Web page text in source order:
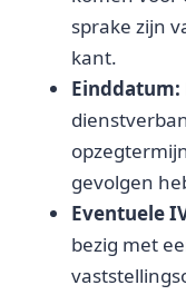
sprake zijn
kant.
Einddatum:
gevolgen
Eventuele
bezig met